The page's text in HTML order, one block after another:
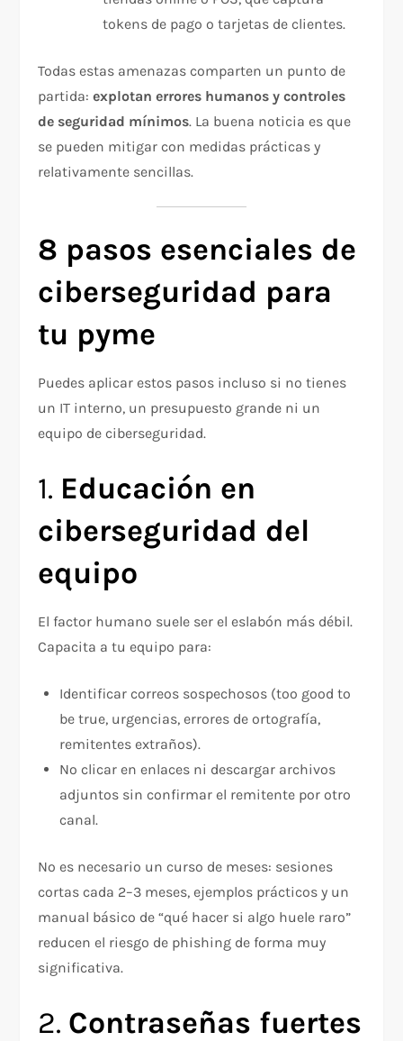
tokens de pago o tarjetas de clientes.
Todas estas amenazas comparten un punto de
partida:explotan errores humanos y controles
de seguridad mínimos. La buena noticia es que
se pueden mitigar con medidas prácticas y
relativamente sencillas.
8 pasos esenciales de
ciberseguridad para
tu pyme
Puedes aplicar estos pasos incluso si no tienes
un IT interno, un presupuesto grande ni un
equipo de ciberseguridad.
1. Educación en
ciberseguridad del
equipo
El factor humano suele ser el eslabón más débil.
Capacita a tu equipo para:
Identificar correos sospechosos (too good to
be true, urgencias, errores de ortografía,
remitentes extraños).
No clicar en enlaces ni descargar archivos
adjuntos sin confirmar el remitente por otro
canal.
No es necesario un curso de meses: sesiones
cortas cada 2–3 meses, ejemplos prácticos y un
manual básico de “qué hacer si algo huele raro”
reducen el riesgo de phishing de forma muy
significativa.
2. Contraseñas fuertes